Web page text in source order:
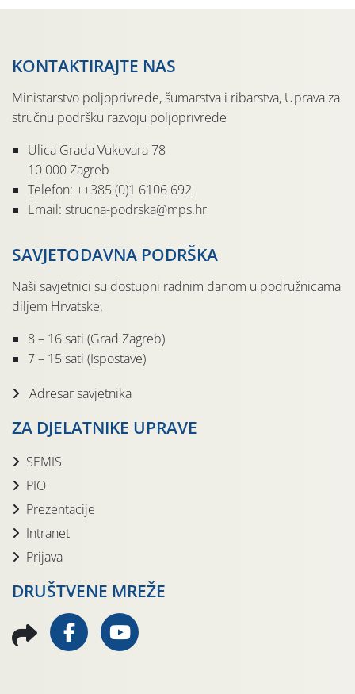
KONTAKTIRAJTE NAS
Ministarstvo poljoprivrede, šumarstva i ribarstva, Uprava za
stručnu podršku razvoju poljoprivrede
Ulica Grada Vukovara 78
10 000 Zagreb
Telefon: ++385 (0)1 6106 692
Email: strucna-podrska@mps.hr
SAVJETODAVNA PODRŠKA
Naši savjetnici su dostupni radnim danom u podružnicama
diljem Hrvatske.
8 – 16 sati (Grad Zagreb)
7 – 15 sati (Ispostave)
Adresar savjetnika
ZA DJELATNIKE UPRAVE
SEMIS
PIO
Prezentacije
Intranet
Prijava
DRUŠTVENE MREŽE